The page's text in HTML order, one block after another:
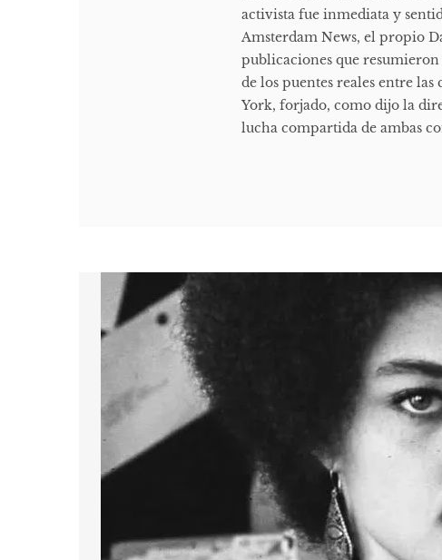
activista fue inmediata y
Amsterdam News, el propio
publicaciones que
de los puentes reales entre
York, forjado, como dijo la
lucha compartida de ambas